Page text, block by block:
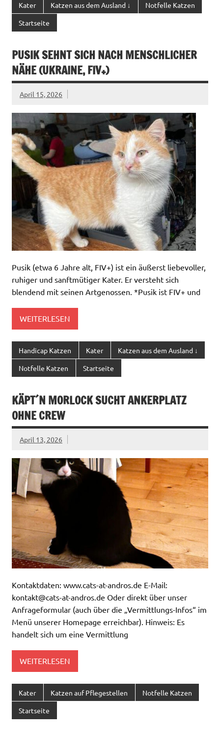
Kater Katzen aus dem Ausland ↓ Notfelle Katzen
Startseite
PUSIK SEHNT SICH NACH MENSCHLICHER
NÄHE (UKRAINE, FIV+)
April 15, 2026
Pusik (etwa 6 Jahre alt, FIV+) ist ein äußerst liebevoller,
ruhiger und sanftmütiger Kater. Er versteht sich
blendend mit seinen Artgenossen. *Pusik ist FIV+ und
WEITERLESEN
Handicap Katzen Kater Katzen aus dem Ausland ↓
Notfelle Katzen Startseite
KÄPT´N MORLOCK SUCHT ANKERPLATZ
OHNE CREW
April 13, 2026
Kontaktdaten: www.cats-at-andros.de E-Mail:
kontakt@cats-at-andros.de Oder direkt über unser
Anfrageformular (auch über die „Vermittlungs-Infos“ im
Menü unserer Homepage erreichbar). Hinweis: Es
handelt sich um eine Vermittlung
WEITERLESEN
Kater Katzen auf Pflegestellen Notfelle Katzen
Startseite